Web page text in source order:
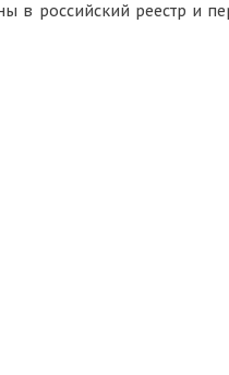
в российский реестр и